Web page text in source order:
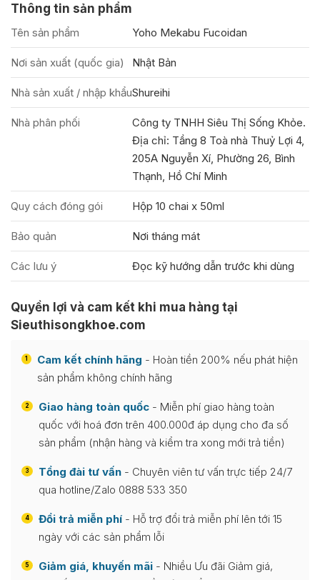
Thông tin sản phẩm
Tên sản phẩm Yoho Mekabu Fucoidan
Nơi sản xuất (quốc gia) Nhật Bản
Nhà sản xuất / nhập khẩuShureihi
Nhà phân phối
Công ty TNHH Siêu Thị Sống Khỏe.
Địa chỉ: Tầng 8 Toà nhà Thuỷ Lợi 4,
205A Nguyễn Xí, Phường 26, Bình
Thạnh, Hồ Chí Minh
Quy cách đóng gói Hộp 10 chai x 50ml
Bảo quản Nơi tháng mát
Các lưu ý Đọc kỹ hướng dẫn trước khi dùng
Quyền lợi và cam kết khi mua hàng tại
Sieuthisongkhoe.com
1 Cam kết chính hãng - Hoàn tiền 200% nếu phát hiện
sản phẩm không chính hãng
2 Giao hàng toàn quốc - Miễn phí giao hàng toàn
quốc với hoá đơn trên 400.000đ áp dụng cho đa số
sản phẩm (nhận hàng và kiểm tra xong mới trả tiền)
3 Tổng đài tư vấn - Chuyên viên tư vấn trực tiếp 24/7
qua hotline/Zalo 0888 533 350
4 Đổi trả miễn phí - Hỗ trợ đổi trả miễn phí lên tới 15
ngày với các sản phẩm lỗi
5 Giảm giá, khuyến mãi - Nhiều Ưu đãi Giảm giá,